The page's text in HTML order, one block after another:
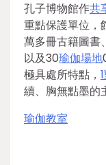
孔子博物館作共
重點保護單位，
萬多冊古籍圖書
以及30瑜伽場地
極具處所特點，
續、胸無點墨的
瑜伽教室